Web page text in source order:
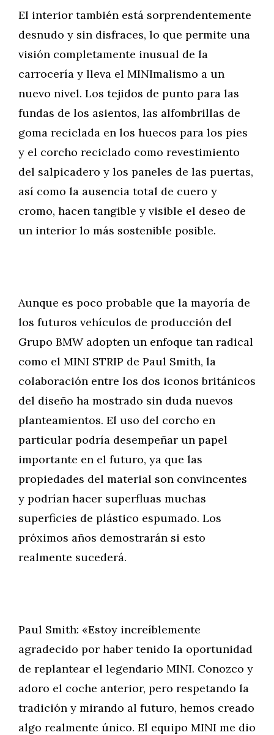
El interior también está sorprendentemente
desnudo y sin disfraces, lo que permite una
visión completamente inusual de la
carrocería y lleva el MINImalismo a un
nuevo nivel. Los tejidos de punto para las
fundas de los asientos, las alfombrillas de
goma reciclada en los huecos para los pies
y el corcho reciclado como revestimiento
del salpicadero y los paneles de las puertas,
así como la ausencia total de cuero y
cromo, hacen tangible y visible el deseo de
un interior lo más sostenible posible.
Aunque es poco probable que la mayoría de
los futuros vehículos de producción del
Grupo BMW adopten un enfoque tan radical
como el MINI STRIP de Paul Smith, la
colaboración entre los dos iconos británicos
del diseño ha mostrado sin duda nuevos
planteamientos. El uso del corcho en
particular podría desempeñar un papel
importante en el futuro, ya que las
propiedades del material son convincentes
y podrían hacer superfluas muchas
superficies de plástico espumado. Los
próximos años demostrarán si esto
realmente sucederá.
Paul Smith: «Estoy increíblemente
agradecido por haber tenido la oportunidad
de replantear el legendario MINI. Conozco y
adoro el coche anterior, pero respetando la
tradición y mirando al futuro, hemos creado
algo realmente único. El equipo MINI me dio